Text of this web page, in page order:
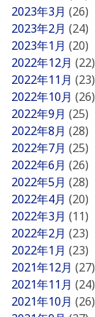
2023年3月 (26)
2023年2月 (24)
2023年1月 (20)
2022年12月 (22)
2022年11月 (23)
2022年10月 (26)
2022年9月 (25)
2022年8月 (28)
2022年7月 (25)
2022年6月 (26)
2022年5月 (28)
2022年4月 (20)
2022年3月 (11)
2022年2月 (23)
2022年1月 (23)
2021年12月 (27)
2021年11月 (24)
2021年10月 (26)